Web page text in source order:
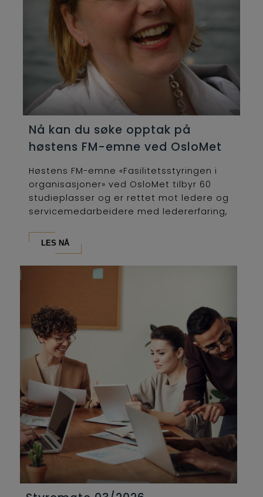
Nå kan du søke opptak på
høstens FM-emne ved OsloMet
Høstens FM-emne «Fasilitetsstyringen i
organisasjoner» ved OsloMet tilbyr 60
studieplasser og er rettet mot ledere og
servicemedarbeidere med ledererfaring,
LES NÅ